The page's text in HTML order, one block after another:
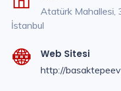
Atatürk Mahallesi,
İstanbul
Web Sitesi
http://